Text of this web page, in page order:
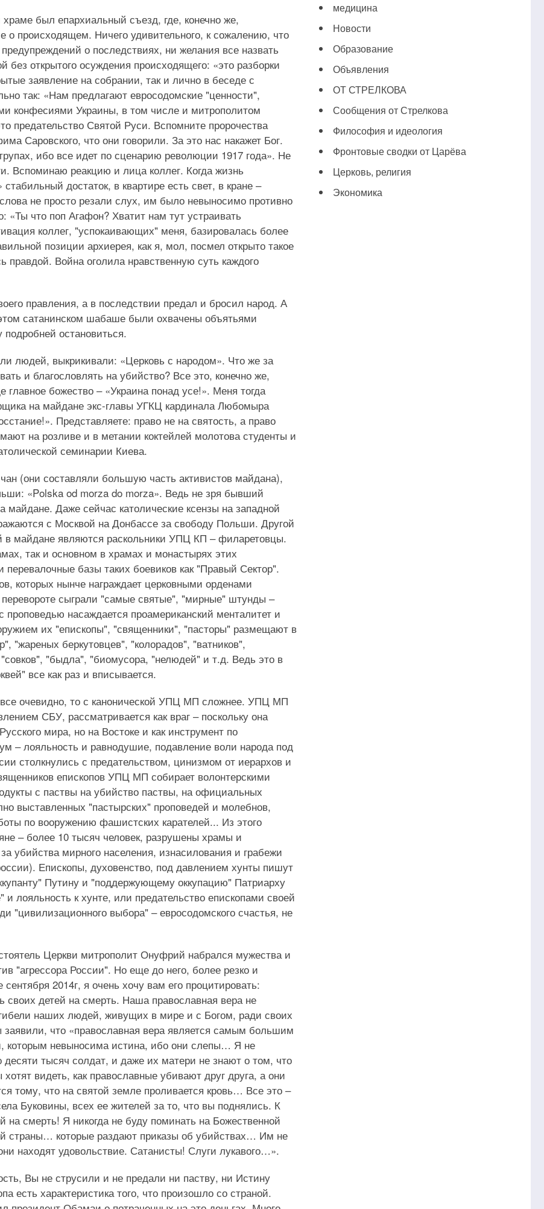
был епархиальный съезд, где, конечно же,
происходящем. Ничего удивительного, к сожалению, что
о последствиях, ни желания все назвать
открытого осуждения происходящего: «это разборки
заявление на собрании, так и лично в беседе с
так: «Нам предлагают евросодомские "ценности",
конфесиями Украины, в том числе и митрополитом
предательство Святой Руси. Вспомните пророчества
Саровского, что они говорили. За это нас накажет Бог.
ибо все идет по сценарию революции 1917 года». Не
Вспоминаю реакцию и лица коллег. Когда жизнь
достаток, в квартире есть свет, в кране –
не просто резали слух, им было невыносимо противно
«Ты что поп Агафон? Хватит нам тут устраивать
коллег, "успокаивающих" меня, базировалась более
позиции архиерея, как я, мол, посмел открыто такое
Война оголила нравственную суть каждого
правления, а в последствии предал и бросил народ. А
сатанинском шабаше были охвачены объятьями
остановиться.
людей, выкрикивали: «Церковь с народом». Что же за
и благословлять на убийство? Все это, конечно же,
главное божество – «Украина понад усе!». Меня тогда
на майдане экс-главы УГКЦ кардинала Любомыра
Представляете: право не на святость, а право
на розливе и в метании коктейлей молотова студенты и
семинарии Киева.
(они составляли большую часть активистов майдана),
«Polska od morza do morza». Ведь не зря бывший
Даже сейчас католические ксензы на западной
с Москвой на Донбассе за свободу Польши. Другой
майдане являются раскольники УПЦ КП – филаретовцы.
так и основном в храмах и монастырях этих
базы таких боевиков как "Правый Сектор".
которых нынче награждает церковными орденами
сыграли "самые святые", "мирные" штунды –
насаждается проамериканский менталитет и
их "епископы", "священники", "пасторы" размещают в
"жареных беркутовцев", "колорадов", "ватников",
"быдла", "биомусора, "нелюдей" и т.д. Ведь это в
все как раз и вписывается.
очевидно, то с канонической УПЦ МП сложнее. УПЦ МП
СБУ, рассматривается как враг – поскольку она
мира, но на Востоке и как инструмент по
– лояльность и равнодушие, подавление воли народа под
столкнулись с предательством, цинизмом от иерархов и
епископов УПЦ МП собирает волонтерскими
с паствы на убийство паствы, на официальных
выставленных "пастырских" проповедей и молебнов,
по вооружению фашистских карателей... Из этого
– более 10 тысяч человек, разрушены храмы и
убийства мирного населения, изнасилования и грабежи
Епископы, духовенство, под давлением хунты пишут
Путину и "поддержующему оккупацию" Патриарху
лояльность к хунте, или предательство епископами своей
"цивилизационного выбора" – евросодомского счастья, не
Церкви митрополит Онуфрий набрался мужества и
"агрессора России". Но еще до него, более резко и
2014г, я очень хочу вам его процитировать:
детей на смерть. Наша православная вера не
наших людей, живущих в мире и с Богом, ради своих
что «православная вера является самым большим
которым невыносима истина, ибо они слепы… Я не
тысяч солдат, и даже их матери не знают о том, что
видеть, как православные убивают друг друга, а они
тому, что на святой земле проливается кровь… Все это –
Буковины, всех ее жителей за то, что вы поднялись. К
смерть! Я никогда не буду поминать на Божественной
страны… которые раздают приказы об убийствах… Им не
находят удовольствие. Сатанисты! Слуги лукавого…».
Вы не струсили и не предали ни паству, ни Истину
есть характеристика того, что произошло со страной.
медицина
Новости
Образование
Объявления
ОТ СТРЕЛКОВА
Сообщения от Стрелкова
Философия и идеология
Фронтовые сводки от Царёва
Церковь, религия
Экономика